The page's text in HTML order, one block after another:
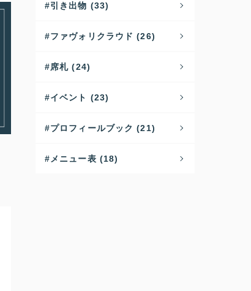
引き出物 (33)
ファヴォリクラウド (26)
席札 (24)
イベント (23)
プロフィールブック (21)
メニュー表 (18)